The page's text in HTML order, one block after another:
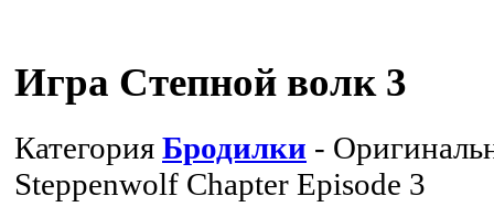
Игра Степной волк 3
Категория Бродилки -
Steppenwolf Chapter Episode 3